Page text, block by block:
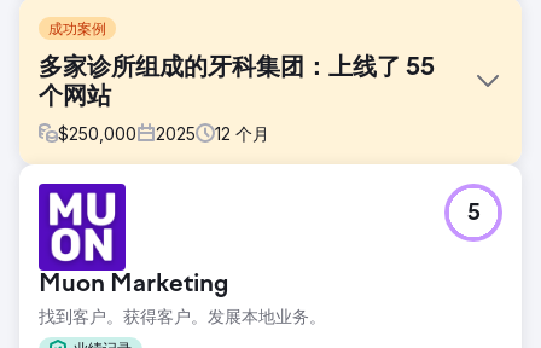
成功案例
多家诊所组成的牙科集团：上线了 55
个网站
$250,000 2025 12 个月
挑战
Marquee Dental Partners 业务发展迅速，但其数字营销基础
设施分散在各个供应商之间。网站、广告账户、列表和追踪系
统各自独立，缺乏统一的数据来源。新诊所的上线需要数月时
间。之前的代理商只关注一些无关紧要的指标，导致成本上
升，患者数量停滞不前。简单的更新也需要数周时间。管理层
对预算的去向以及增长的驱动因素毫无头绪。
Muon Marketing
找到客户。获得客户。发展本地业务。
5